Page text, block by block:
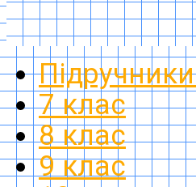
7 клас
8 клас
9 клас